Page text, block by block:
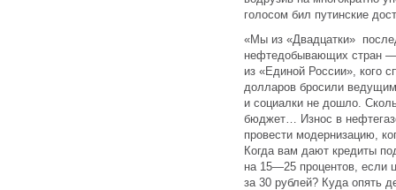
голосом бил путинские
«Мы из «Двадцатки»
нефтедобывающих стран —
из «Единой России», кого
долларов бросили
и социалки не дошло.
бюджет… Износ в
провести модернизацию,
Когда вам дают кредиты
на 15—25 процентов, если
за 30 рублей? Куда опять